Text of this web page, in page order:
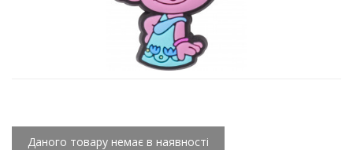
Даного товару немає в наявності